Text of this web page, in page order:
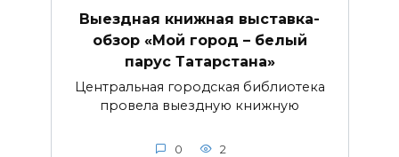
Выездная книжная выставка-
обзор «Мой город – белый
парус Татарстана»
Центральная городская библиотека
провела выездную книжную
0 2